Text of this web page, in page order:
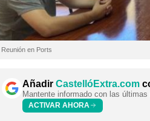
Reunión en Ports
Añadir CastellóExtra.com
Mantente informado con las últimas
ACTIVAR AHORA